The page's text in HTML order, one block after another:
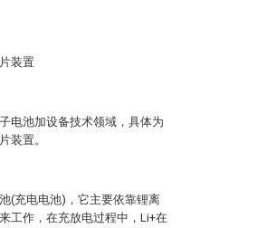
装置
电池加设备技术领域，具体为
装置。
(充电电池)，它主要依靠锂离
工作，在充放电过程中，Li+在